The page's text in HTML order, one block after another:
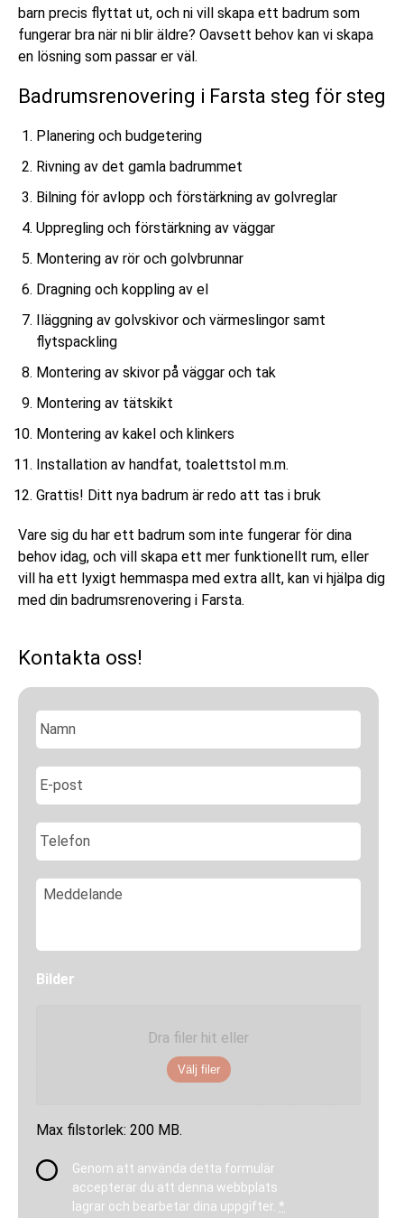
barn precis flyttat ut, och ni vill skapa ett badrum som
fungerar bra när ni blir äldre? Oavsett behov kan vi skapa
en lösning som passar er väl.
Badrumsrenovering i Farsta steg för steg
Planering och budgetering
Rivning av det gamla badrummet
Bilning för avlopp och förstärkning av golvreglar
Uppregling och förstärkning av väggar
Montering av rör och golvbrunnar
Dragning och koppling av el
Iläggning av golvskivor och värmeslingor samt
flytspackling
Montering av skivor på väggar och tak
Montering av tätskikt
Montering av kakel och klinkers
Installation av handfat, toalettstol m.m.
Grattis! Ditt nya badrum är redo att tas i bruk
Vare sig du har ett badrum som inte fungerar för dina
behov idag, och vill skapa ett mer funktionellt rum, eller
vill ha ett lyxigt hemmaspa med extra allt, kan vi hjälpa dig
med din badrumsrenovering i Farsta.
Kontakta oss!
N
a
n
*
E
-
o
s
t
*
T
e
e M
lBilder
Dra filer hit eller
Välj filer
Max filstorlek: 200 MB.
I
n
Genom att använda detta formulär
accepterar du att denna webbplats
lagrar och bearbetar dina uppgifter. *